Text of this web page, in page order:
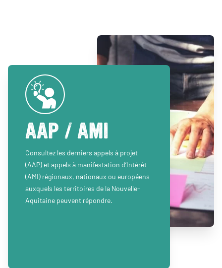
AAP / AMI
Consultez les derniers appels à projet
(AAP) et appels à manifestation d’Intérêt
(AMI) régionaux, nationaux ou européens
auxquels les territoires de la Nouvelle-
Aquitaine peuvent répondre.